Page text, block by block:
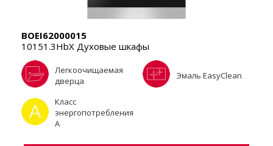
BOEI62000015
10151.3HbX Духовые шкафы
Легкоочищаемая
дверца
Эмаль EasyClean
Класс
энергопотребления
A